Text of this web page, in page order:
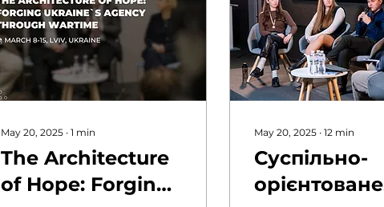
May 20, 2025 ∙ 1 min
The Architecture
of Hope: Forging
May 20, 2025 ∙ 12 min
Суспільно-
орієнтоване